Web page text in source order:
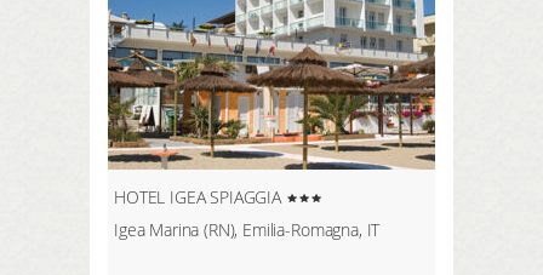
HOTEL IGEA SPIAGGIA
Igea Marina (RN), Emilia-Romagna, IT